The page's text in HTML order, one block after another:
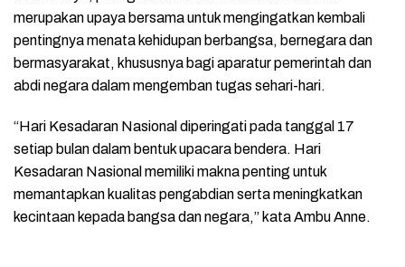
merupakan upaya bersama untuk mengingatkan kembali
pentingnya menata kehidupan berbangsa, bernegara dan
bermasyarakat, khususnya bagi aparatur pemerintah dan
abdi negara dalam mengemban tugas sehari-hari.
“Hari Kesadaran Nasional diperingati pada tanggal 17
setiap bulan dalam bentuk upacara bendera. Hari
Kesadaran Nasional memiliki makna penting untuk
memantapkan kualitas pengabdian serta meningkatkan
kecintaan kepada bangsa dan negara,” kata Ambu Anne.